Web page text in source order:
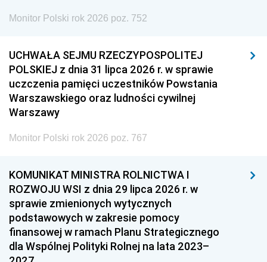
Monitor Polski rok 2026 poz. 752
UCHWAŁA SEJMU RZECZYPOSPOLITEJ
POLSKIEJ z dnia 31 lipca 2026 r. w sprawie
uczczenia pamięci uczestników Powstania
Warszawskiego oraz ludności cywilnej
Warszawy
Monitor Polski rok 2026 poz. 767
KOMUNIKAT MINISTRA ROLNICTWA I
ROZWOJU WSI z dnia 29 lipca 2026 r. w
sprawie zmienionych wytycznych
podstawowych w zakresie pomocy
finansowej w ramach Planu Strategicznego
dla Wspólnej Polityki Rolnej na lata 2023–